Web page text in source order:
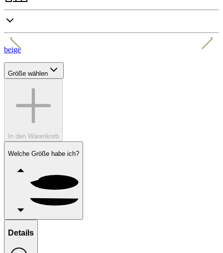
beige
Größe wählen
In den Warenkorb
Welche Größe habe ich?
Details